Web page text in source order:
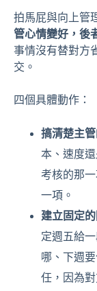
拍馬屁與向上管
管心情變好，後
事情沒有替對方
交。
四個具體動作：
搞清楚主
本、速度
考核的那
一項。
建立固定
定週五給
哪、下週
任，因為